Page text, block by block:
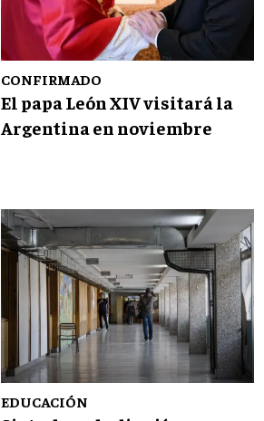
CONFIRMADO
El papa León XIV visitará la
Argentina en noviembre
EDUCACIÓN